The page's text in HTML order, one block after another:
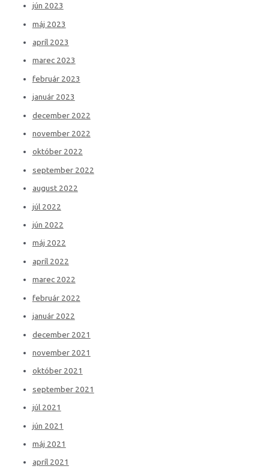
jún 2023
máj 2023
apríl 2023
marec 2023
február 2023
január 2023
december 2022
november 2022
október 2022
september 2022
august 2022
júl 2022
jún 2022
máj 2022
apríl 2022
marec 2022
február 2022
január 2022
december 2021
november 2021
október 2021
september 2021
júl 2021
jún 2021
máj 2021
apríl 2021